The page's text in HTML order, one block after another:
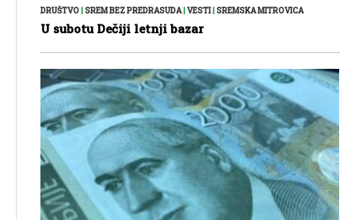
DRUŠTVO SREM BEZ PREDRASUDA| VESTI| SREMSKA MITROVICA
U subotu Dečiji letnji bazar